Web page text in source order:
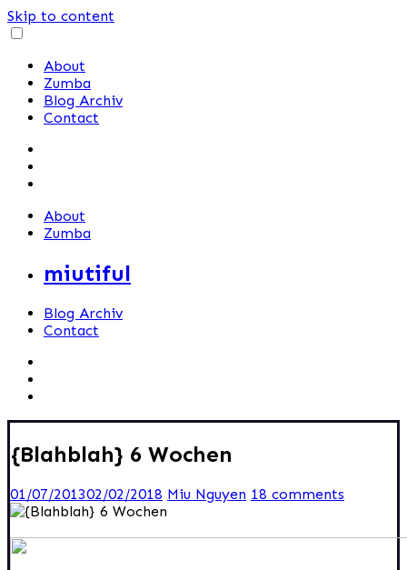
Skip to content
About
Zumba
Blog Archiv
Contact
About
Zumba
miutiful
Blog Archiv
Contact
{Blahblah} 6 Wochen
01/07/201302/02/2018 Miu Nguyen 18 comments